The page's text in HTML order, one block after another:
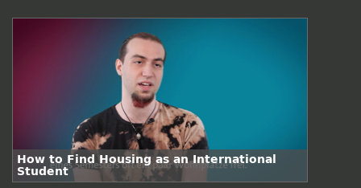
How to Find Housing as an International
Student